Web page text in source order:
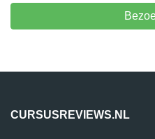
CURSUSREVIEWS.NL